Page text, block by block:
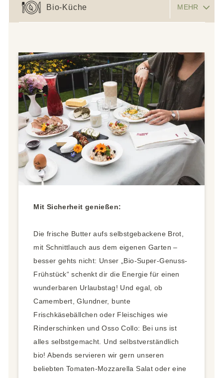
MEHR
Bio-Küche
Mit Sicherheit genießen:
Die frische Butter aufs selbstgebackene Brot,
mit Schnittlauch aus dem eigenen Garten –
besser gehts nicht: Unser „Bio-Super-Genuss-
Frühstück“ schenkt dir die Energie für einen
wunderbaren Urlaubstag! Und egal, ob
Camembert, Glundner, bunte
Frischkäsebällchen oder Fleischiges wie
Rinderschinken und Osso Collo: Bei uns ist
alles selbstgemacht. Und selbstverständlich
bio! Abends servieren wir gern unseren
beliebten Tomaten-Mozzarella Salat oder eine